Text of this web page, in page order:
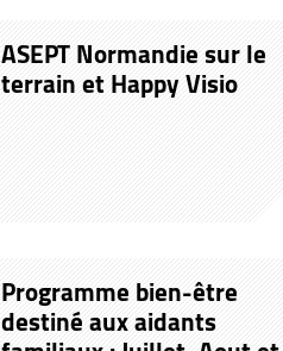
ASEPT Normandie sur le
terrain et Happy Visio
Programme bien-être
destiné aux aidants